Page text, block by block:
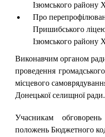
Ізюмського району
Про
Пришибського
Ізюмського району
Виконавчим органом
проведення
місцевого
Донецької селищної ради.
Учасникам
положень Бюджетного